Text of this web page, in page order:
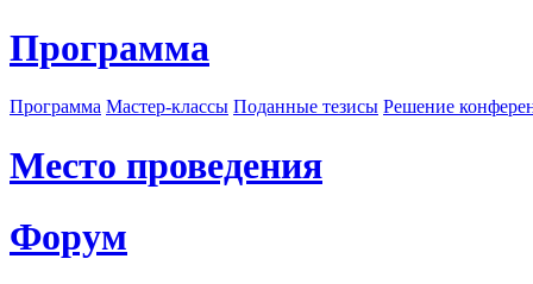
Программа
Программа Мастер-классы Поданные тезисы Решение
Место проведения
Форум